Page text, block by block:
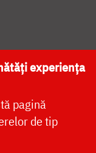
NAȚIONALĂ
experiența
pagină
de tip